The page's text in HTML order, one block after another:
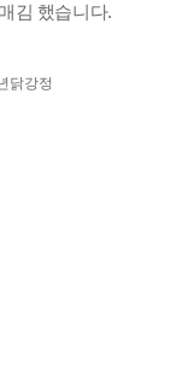
김 했습니다.